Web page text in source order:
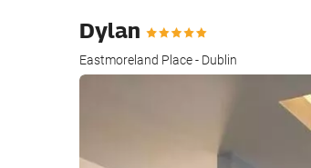
Dylan
Eastmoreland Place - Dublin